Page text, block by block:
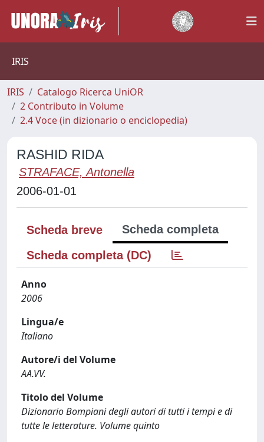
IRIS
IRIS
Catalogo Ricerca UniOR
2 Contributo in Volume
2.4 Voce (in dizionario o enciclopedia)
RASHID RIDA
STRAFACE, Antonella
2006-01-01
Scheda breve
Scheda completa
Scheda completa (DC)
Anno
2006
Lingua/e
Italiano
Autore/i del Volume
AA.VV.
Titolo del Volume
Dizionario Bompiani degli autori di tutti i tempi e di
tutte le letterature. Volume quinto